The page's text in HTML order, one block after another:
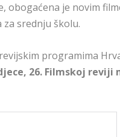
obogaćena je novim
za srednju školu.
programima
26. Filmskoj reviji